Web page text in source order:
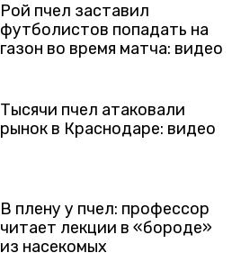
Рой пчел заставил
футболистов попадать на
газон во время матча: видео
Тысячи пчел атаковали
рынок в Краснодаре: видео
В плену у пчел: профессор
читает лекции в «бороде»
из насекомых